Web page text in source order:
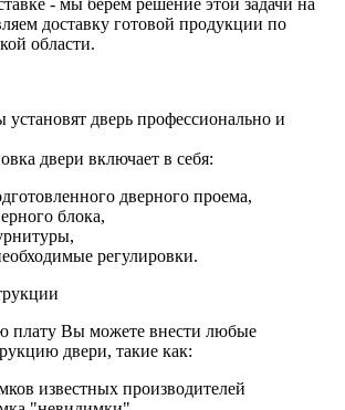
- мы берем решение этой задачи на
доставку готовой продукции по
области.
дверь профессионально и
двери включает в себя:
дверного проема,
блока,
регулировки.
плату Вы можете внести любые
двери, такие как:
известных производителей